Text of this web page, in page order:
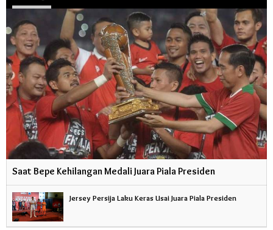
Saat Bepe Kehilangan Medali Juara Piala Presiden
Jersey Persija Laku Keras Usai Juara Piala Presiden